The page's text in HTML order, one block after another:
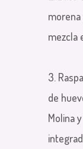
mezcla
3.
de
Molina